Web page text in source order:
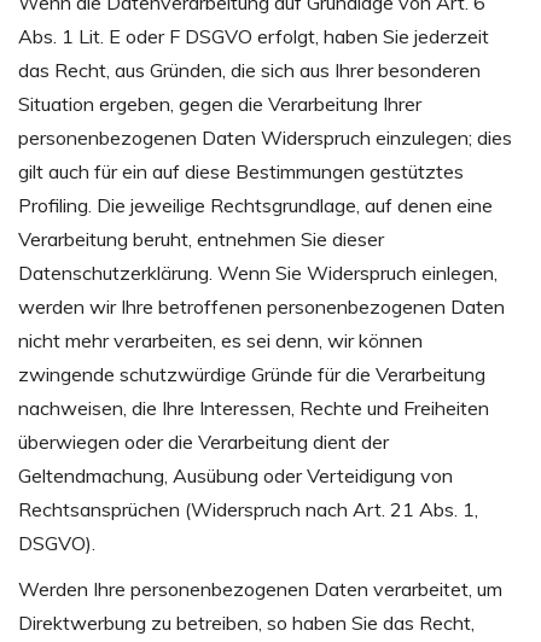
Abs. 1 Lit. E oder F DSGVO erfolgt, haben Sie jederzeit
das Recht, aus Gründen, die sich aus Ihrer besonderen
Situation ergeben, gegen die Verarbeitung Ihrer
personenbezogenen Daten Widerspruch einzulegen; dies
gilt auch für ein auf diese Bestimmungen gestütztes
Profiling. Die jeweilige Rechtsgrundlage, auf denen eine
Verarbeitung beruht, entnehmen Sie dieser
Datenschutzerklärung. Wenn Sie Widerspruch einlegen,
werden wir Ihre betroffenen personenbezogenen Daten
nicht mehr verarbeiten, es sei denn, wir können
zwingende schutzwürdige Gründe für die Verarbeitung
nachweisen, die Ihre Interessen, Rechte und Freiheiten
überwiegen oder die Verarbeitung dient der
Geltendmachung, Ausübung oder Verteidigung von
Rechtsansprüchen (Widerspruch nach Art. 21 Abs. 1,
DSGVO).
Werden Ihre personenbezogenen Daten verarbeitet, um
Direktwerbung zu betreiben, so haben Sie das Recht,